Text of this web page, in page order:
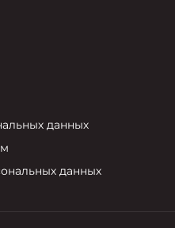
данных
данных